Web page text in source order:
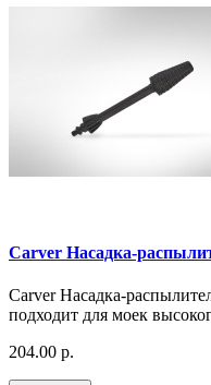
Carver Насадка-
Carver Насадка-
подходит для моек
204.00 р.